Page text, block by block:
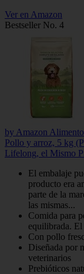
Ver en Amazon
Bestseller No. 4
by Amazon
Pollo y arroz, 5 kg
Lifelong, el Mismo
El embalaje
producto era
parte de la
las mismas...
Comida para
equilibrada.
Con pollo
Diseñada por
veterinarios
Prebióticos